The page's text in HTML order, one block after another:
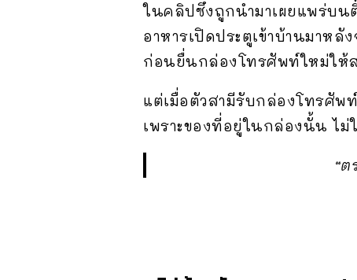
ในคลิปซึ่งถูกนำมาเผยแพร่บน
อาหารเปิดประตูเข้าบ้านมาห
ก่อนยื่นกล่องโทรศัพท์ใหม่ให้
แต่เมื่อตัวสามีรับกล่องโทรศัพ
เพราะของที่อยู่ในกล่องนั้น ไ
“ต